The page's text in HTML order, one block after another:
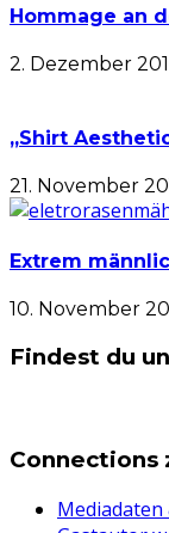
Hommage an
2. Dezember
„Shirt
21. November
Extrem
10. November
Findest du
Connections